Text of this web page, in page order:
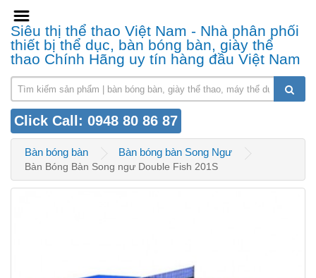
Siêu thị thể thao Việt Nam - Nhà phân phối
thiết bị thể dục, bàn bóng bàn, giày thể
thao Chính Hãng uy tín hàng đầu Việt Nam
Click Call: 0948 80 86 87
Bàn bóng bàn Bàn bóng bàn Song Ngư
Bàn Bóng Bàn Song ngư Double Fish 201S